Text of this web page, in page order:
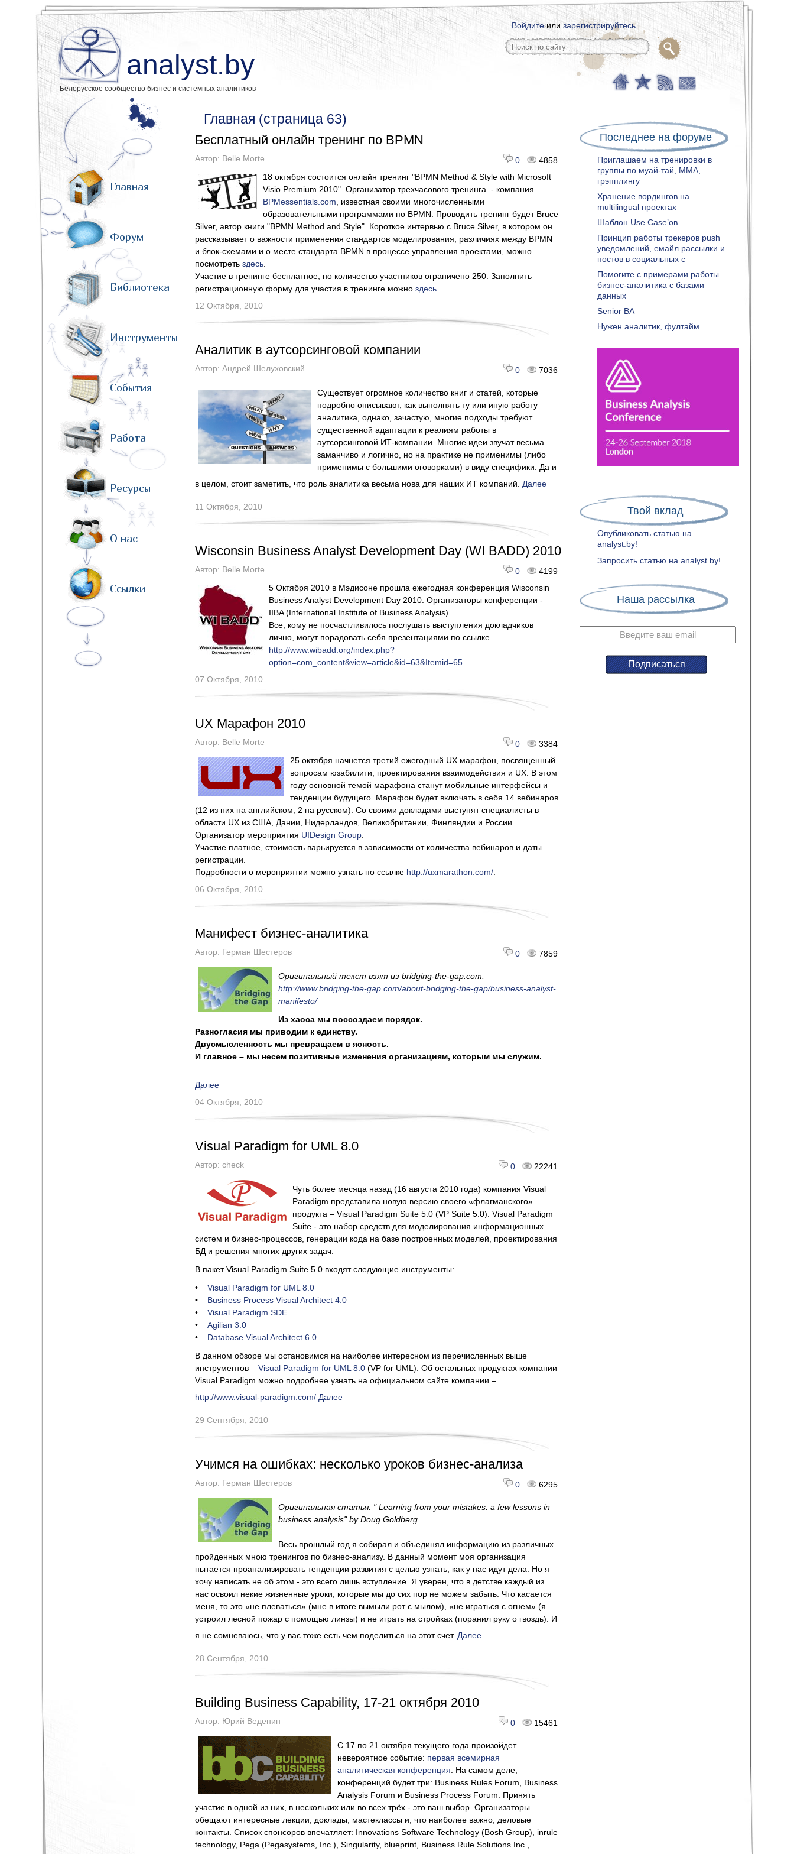
analyst.by
Белорусское сообщество бизнес и системных аналитиков
Войдитеилизарегистрируйтесь
Главная
Форум
Библиотека
Инструменты
События
Работа
Ресурсы
О нас
Ссылки
Главная (страница 63)
Бесплатный онлайн тренинг по BPMN
Автор: Belle Morte 0
4858
18 октября состоится онлайн тренинг "BPMN Method & Style with Microsoft
Visio Premium 2010". Организатор трехчасового тренинга - компания
BPMessentials.com , известная своими многочисленными
образовательными программами по BPMN. Проводить тренинг будет Bruce
Silver, автор книги "BPMN Method and Style". Короткое интервью с Bruce Silver, в котором он
рассказывает о важности применения стандартов моделирования, различиях между BPMN
и блок-схемами и о месте стандарта BPMN в процессе управления проектами, можно
посмотреть здесь
Участие в тренинге бесплатное, но количество участников ограничено 250. Заполнить
регистрационную форму для участия в тренинге можно здесь
12 Октября, 2010
Аналитик в аутсорсинговой компании
Автор: Андрей Шелуховский 0 7036
Существует огромное количество книг и статей, которые
подробно описывают, как выполнять ту или иную работу
аналитика, однако, зачастую, многие подходы требуют
существенной адаптации к реалиям работы в
аутсорсинговой ИТ-компании. Многие идеи звучат весьма
заманчиво и логично, но на практике не применимы (либо
применимы с большими оговорками) в виду специфики. Да и
в целом, стоит заметить, что роль аналитика весьма нова для наших ИТ компаний. Далее
11 Октября, 2010
Wisconsin Business Analyst Development Day (WI BADD) 2010
Автор: Belle Morte 0
4199
5 Октября 2010 в Мэдисоне прошла ежегодная конференция Wisconsin
Business Analyst Development Day 2010. Организаторы конференции -
IIBA (International Institute of Business Analysis).
Все, кому не посчастливилось послушать выступления докладчиков
лично, могут порадовать себя презентациями по ссылке
http://www.wibadd.org/index.php?
option=com_content&view=article&id=63&Itemid=65
07 Октября, 2010
UX Марафон 2010
Автор: Belle Morte 0
3384
25 октября начнется третий ежегодный UX марафон, посвященный
вопросам юзабилити, проектирования взаимодействия и UX. В этом
году основной темой марафона станут мобильные интерфейсы и
тенденции будущего. Марафон будет включать в себя 14 вебинаров
(12 из них на английском, 2 на русском). Со своими докладами выступят специалисты в
области UX из США, Дании, Нидерландов, Великобритании, Финляндии и России.
Организатор мероприятия UIDesign Group
Участие платное, стоимость варьируется в зависимости от количества вебинаров и даты
регистрации.
Подробности о мероприятии можно узнать по ссылке http://uxmarathon.com/
06 Октября, 2010
Манифест бизнес-аналитика
Автор: Герман Шестеров 0 7859
Оригинальный текст взят из bridging-the-gap.com:
http://www.bridging-the-gap.com/about-bridging-the-gap/business-analyst-
manifesto/
Из хаоса мы воссоздаем порядок.
Разногласия мы приводим к единству.
Двусмысленность мы превращаем в ясность.
И главное – мы несем позитивные изменения организациям, которым мы служим.
Далее
04 Октября, 2010
Visual Paradigm for UML 8.0
Автор: check 0 22241
Чуть более месяца назад (16 августа 2010 года) компания Visual
Paradigm представила новую версию своего «флагманского»
продукта – Visual Paradigm Suite 5.0 (VP Suite 5.0). Visual Paradigm
Suite - это набор средств для моделирования информационных
систем и бизнес-процессов, генерации кода на базе построенных моделей, проектирования
БД и решения многих других задач.
В пакет Visual Paradigm Suite 5.0 входят следующие инструменты:
• Visual Paradigm for UML 8.0
• Business Process Visual Architect 4.0
• Visual Paradigm SDE
• Agilian 3.0
• Database Visual Architect 6.0
В данном обзоре мы остановимся на наиболее интересном из перечисленных выше
инструментов – Visual Paradigm for UML 8.0 (VP for UML). Об остальных продуктах компании
Visual Paradigm можно подробнее узнать на официальном сайте компании –
http://www.visual-paradigm.com/ Далее
29 Сентября, 2010
Учимся на ошибках: несколько уроков бизнес-анализа
Автор: Герман Шестеров 0 6295
Оригинальная статья: " Learning from your mistakes: a few lessons in
business analysis" by Doug Goldberg.
Весь прошлый год я собирал и объединял информацию из различных
пройденных мною тренингов по бизнес-анализу. В данный момент моя организация
пытается проанализировать тенденции развития с целью узнать, как у нас идут дела. Но я
хочу написать не об этом - это всего лишь вступление. Я уверен, что в детстве каждый из
нас освоил некие жизненные уроки, которые мы до сих пор не можем забыть. Что касается
меня, то это «не плеваться» (мне в итоге вымыли рот с мылом), «не играться с огнем» (я
устроил лесной пожар с помощью линзы) и не играть на стройках (поранил руку о гвоздь). И
я не сомневаюсь, что у вас тоже есть чем поделиться на этот счет. Далее
28 Сентября, 2010
Building Business Capability, 17-21 октября 2010
Автор: Юрий Веденин 0 15461
С 17 по 21 октября текущего года произойдет
невероятное событие: первая всемирная
аналитическая конференция . На самом деле,
конференций будет три: Business Rules Forum, Business
Analysis Forum и Business Process Forum. Принять
участие в одной из них, в нескольких или во всех трёх - это ваш выбор. Организаторы
обещают интересные лекции, доклады, мастеклассы и, что наиболее важно, деловые
контакты. Список спонсоров впечатляет: Innovations Software Technology (Bosh Group), inrule
technology, Pega (Pegasystems, Inc.), Singularity, blueprint, Business Rule Solutions Inc.,
Последнее на форуме
Приглашаем на тренировки в
группы по муай-тай, ММА,
грэпплингу
Хранение вордингов на
multilingual проектах
Шаблон Use Case’ов
Принцип работы трекеров push
уведомлений, емайл рассылки и
постов в социальных с
Помогите с примерами работы
бизнес-аналитика с базами
данных
Senior BA
Нужен аналитик, фултайм
Твой вклад
Опубликовать статью на
analyst.by!
Запросить статью на analyst.by!
Наша рассылка